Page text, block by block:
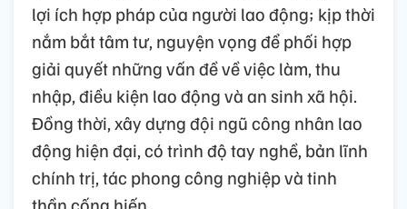
lợi ích hợp pháp của người lao động; kịp thời
nắm bắt tâm tư, nguyện vọng để phối hợp
giải quyết những vấn đề về việc làm, thu
nhập, điều kiện lao động và an sinh xã hội.
Đồng thời, xây dựng đội ngũ công nhân lao
động hiện đại, có trình độ tay nghề, bản lĩnh
chính trị, tác phong công nghiệp và tinh